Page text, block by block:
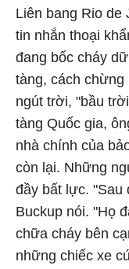
Liên bang Rio de
tin nhắn thoại
đang bốc cháy
tàng, cách chừng
ngút trời, "bầu
tàng Quốc gia,
nhà chính của
còn lại. Những
đầy bất lực. "Sau
Buckup nói. "Họ
chữa cháy bên
những chiếc xe